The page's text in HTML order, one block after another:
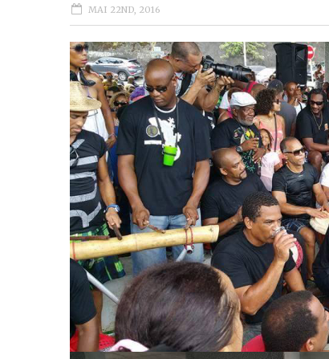
MAI 22ND, 2016